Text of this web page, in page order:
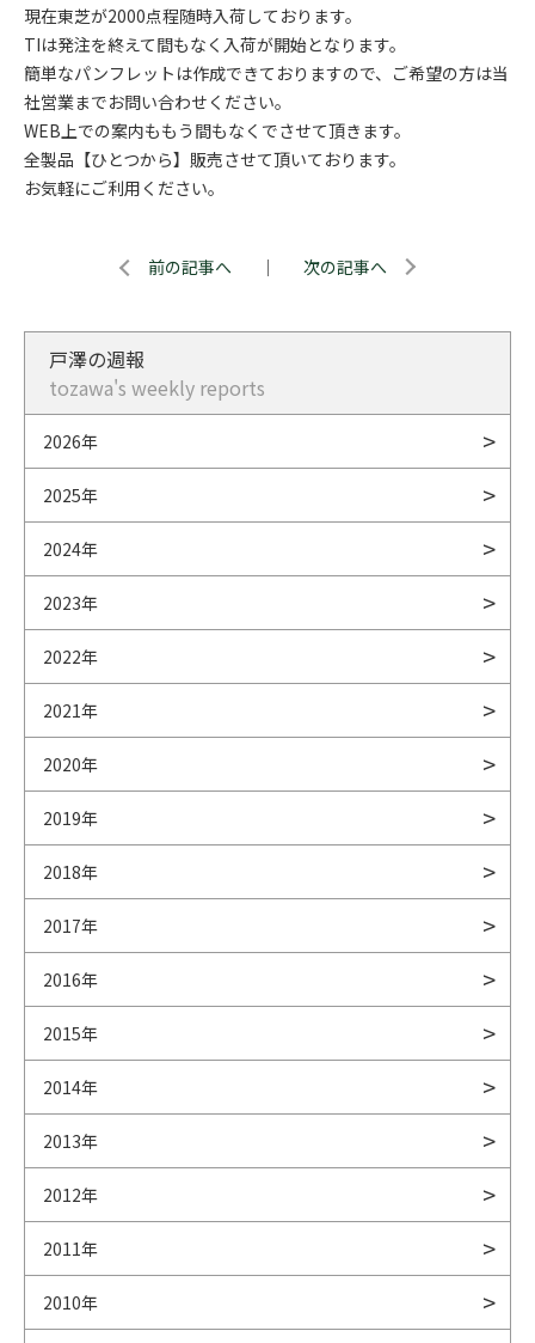
現在東芝が2000点程随時入荷しております。
TIは発注を終えて間もなく入荷が開始となります。
簡単なパンフレットは作成できておりますので、ご希望の方は当
社営業までお問い合わせください。
WEB上での案内ももう間もなくでさせて頂きます。
全製品【ひとつから】販売させて頂いております。
お気軽にご利用ください。
前の記事へ ｜ 次の記事へ
戸澤の週報
tozawa's weekly reports
2026年
2025年
2024年
2023年
2022年
2021年
2020年
2019年
2018年
2017年
2016年
2015年
2014年
2013年
2012年
2011年
2010年